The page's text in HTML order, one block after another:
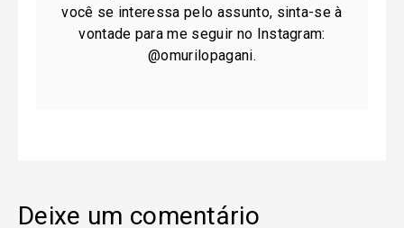
você se interessa pelo assunto, sinta-se à
vontade para me seguir no Instagram:
@omurilopagani.
Deixe um comentário